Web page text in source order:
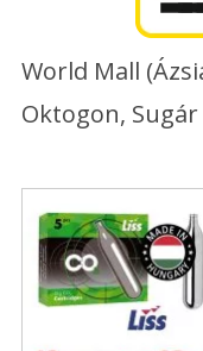
World Mall
Oktogon,